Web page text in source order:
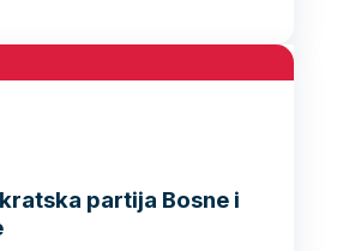
partija Bosne i